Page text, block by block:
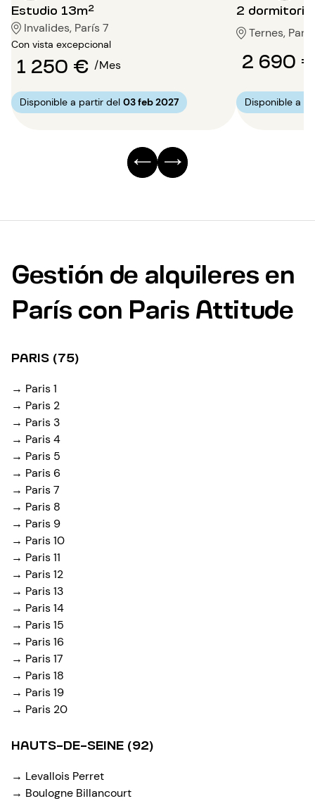
Estudio 13m²
Invalides, París 7
Con vista excepcional
1 250 € /Mes
Disponible a partir del 03 feb 2027
2
Ternes, París
2 690
Disponible a
Gestión de alquileres en
París con Paris Attitude
PARIS (75)
→ Paris 1
→ Paris 2
→ Paris 3
→ Paris 4
→ Paris 5
→ Paris 6
→ Paris 7
→ Paris 8
→ Paris 9
→ Paris 10
→ Paris 11
→ Paris 12
→ Paris 13
→ Paris 14
→ Paris 15
→ Paris 16
→ Paris 17
→ Paris 18
→ Paris 19
→ Paris 20
HAUTS-DE-SEINE (92)
→ Levallois Perret
→ Boulogne Billancourt